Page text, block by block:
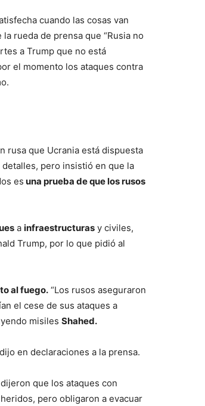
cuando las cosas van
rueda de prensa que “Rusia no
a Trump que no está
el momento los ataques contra
rusa que Ucrania está dispuesta
pero insistió en que la
es una prueba de que los rusos
a infraestructuras y civiles,
Trump, por lo que pidió al
al fuego. “Los rusos aseguraron
el cese de sus ataques a
misiles Shahed.
en declaraciones a la prensa.
que los ataques con
pero obligaron a evacuar